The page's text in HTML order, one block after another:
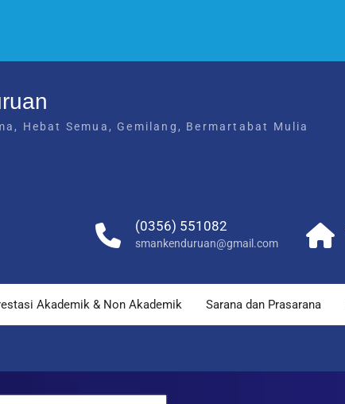
Hebat Semua, Gemilang, Bermartabat Mulia
(0356) 551082
smankenduruan@gmail.com
Akademik & Non Akademik Sarana dan Prasarana